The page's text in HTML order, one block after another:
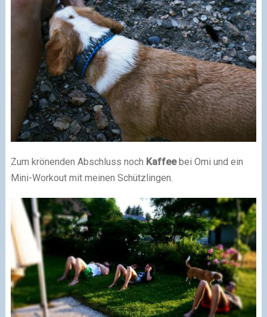
Zum krönenden Abschluss noch Kaffeebei Omi und ein
Mini-Workout mit meinen Schützlingen.